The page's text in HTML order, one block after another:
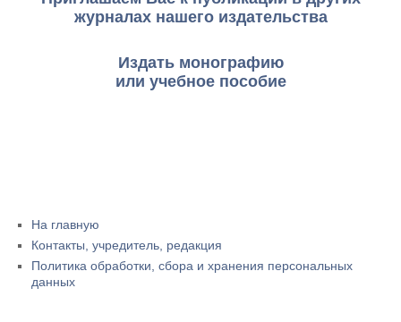
журналах нашего издательства
Издать монографию
или учебное пособие
На главную
Контакты, учредитель, редакция
Политика обработки, сбора и хранения персональных
данных